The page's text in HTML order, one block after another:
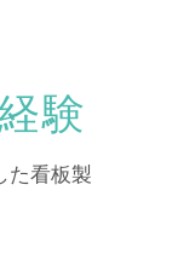
験
た看板製